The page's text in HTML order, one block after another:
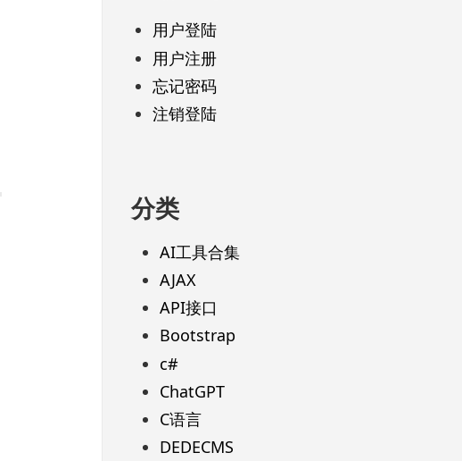
用户登陆
用户注册
忘记密码
注销登陆
分类
AI工具合集
AJAX
API接口
Bootstrap
c#
ChatGPT
C语言
DEDECMS